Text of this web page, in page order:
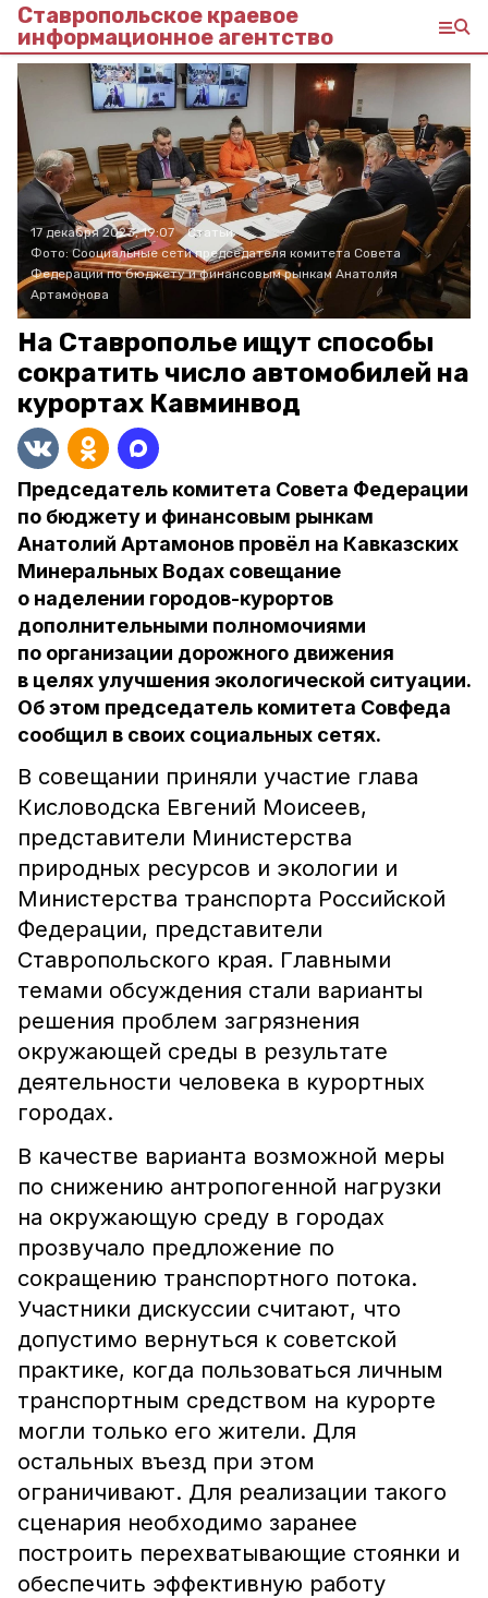
Ставропольское краевое
информационное агентство
17 декабря 2023, 19:07
Статьи
Фото:Сооциальные сети председателя комитета Совета
Федерации по бюджету и финансовым рынкам Анатолия
Артамонова
На Ставрополье ищут способы
сократить число автомобилей на
курортах Кавминвод
Председатель комитета Совета Федерации
по бюджету и финансовым рынкам
Анатолий Артамонов провёл на Кавказских
Минеральных Водах совещание
о наделении городов-курортов
дополнительными полномочиями
по организации дорожного движения
в целях улучшения экологической ситуации.
Об этом председатель комитета Совфеда
сообщил в своих социальных сетях.
В совещании приняли участие глава
Кисловодска Евгений Моисеев,
представители Министерства
природных ресурсов и экологии и
Министерства транспорта Российской
Федерации, представители
Ставропольского края. Главными
темами обсуждения стали варианты
решения проблем загрязнения
окружающей среды в результате
деятельности человека в курортных
городах.
В качестве варианта возможной меры
по снижению антропогенной нагрузки
на окружающую среду в городах
прозвучало предложение по
сокращению транспортного потока.
Участники дискуссии считают, что
допустимо вернуться к советской
практике, когда пользоваться личным
транспортным средством на курорте
могли только его жители. Для
остальных въезд при этом
ограничивают. Для реализации такого
сценария необходимо заранее
построить перехватывающие стоянки и
обеспечить эффективную работу